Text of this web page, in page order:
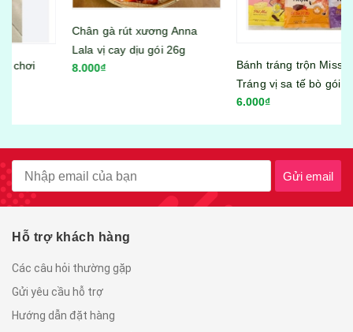
Chân gà rút xương Anna
Lala vị cay dịu gói 26g
8.000₫
Bánh tráng trộn Miss Bánh
Tráng vị sa tế bò gói 23g
Gửi email
Hỗ trợ khách hàng
Các câu hỏi thường gặp
Gửi yêu cầu hỗ trợ
Hướng dẫn đặt hàng